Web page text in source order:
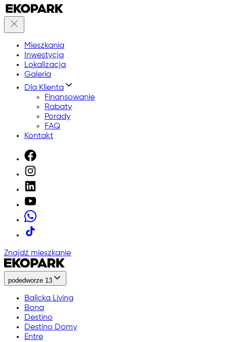
Mieszkania
Inwestycja
Lokalizacja
Galeria
Dla Klienta
Finansowanie
Rabaty
Porady
FAQ
Kontakt
Znajdź mieszkanie
podedworze 13
Balicka Living
Bona
Destino
Destino Domy
Entre